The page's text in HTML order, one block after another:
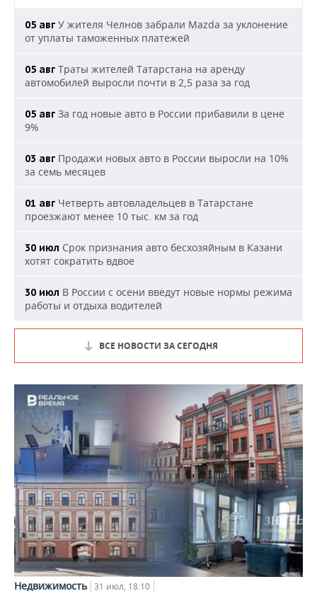
05 авг У жителя Челнов забрали Mazda за уклонение
от уплаты таможенных платежей
05 авг Траты жителей Татарстана на аренду
автомобилей выросли почти в 2,5 раза за год
05 авг За год новые авто в России прибавили в цене
9%
03 авг Продажи новых авто в России выросли на 10%
за семь месяцев
01 авг Четверть автовладельцев в Татарстане
проезжают менее 10 тыс. км за год
30 июл Срок признания авто бесхозяйным в Казани
хотят сократить вдвое
30 июл В России с осени введут новые нормы режима
работы и отдыха водителей
ВСЕ НОВОСТИ ЗА СЕГОДНЯ
Недвижимость 31 июл, 18:10